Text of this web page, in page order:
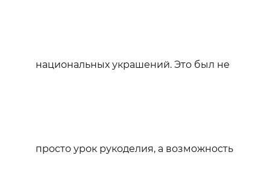
национальных украшений. Это был не
просто урок рукоделия, а возможность